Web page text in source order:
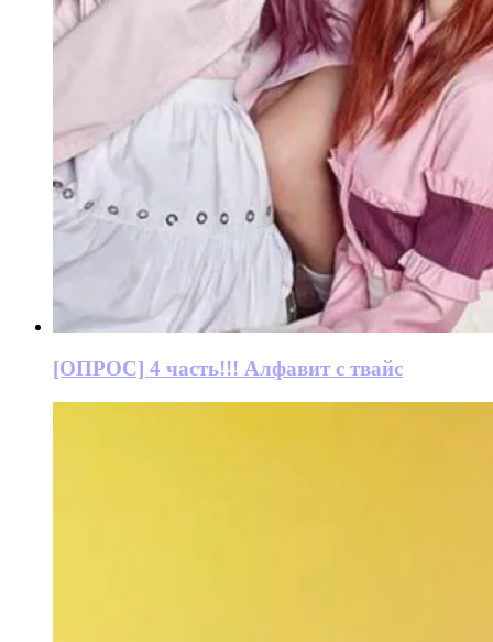
[ОПРОС] 4 часть!!! Алфавит с твайс